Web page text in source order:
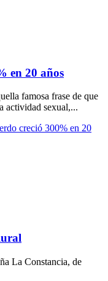
en 20 años
famosa frase de que
actividad sexual,...
creció 300% en 20
La Constancia, de